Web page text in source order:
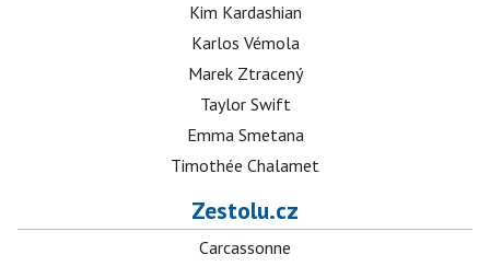
Kim Kardashian
Karlos Vémola
Marek Ztracený
Taylor Swift
Emma Smetana
Timothée Chalamet
Zestolu.cz
Carcassonne